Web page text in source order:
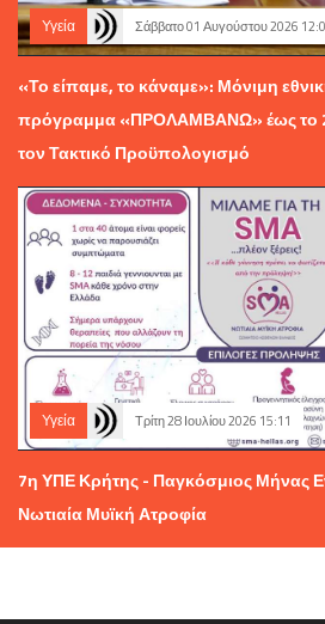
Υγεία Σάββατο 01 Αυγούστου 2026
«Το είπαμε, το κάναμε»: Μόνιμη
πρόγραμμα «ΠΡΟΛΑΜΒΑΝΩ» έως το
τον Τακτικό Προϋπολογισμό
Υγεία Τρίτη 28 Ιουλίου 2026 15:11
7η ΥΠΕ Κρήτης - Παγκόσμιος Μήνας
Νωτιαία Μυϊκή Ατροφία